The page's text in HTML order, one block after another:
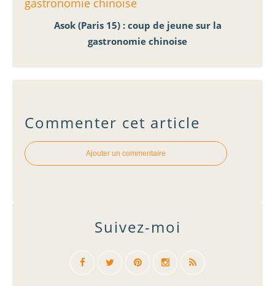
Asok (Paris 15) : coup de jeune sur la
gastronomie chinoise
Commenter cet article
Ajouter un commentaire
Suivez-moi